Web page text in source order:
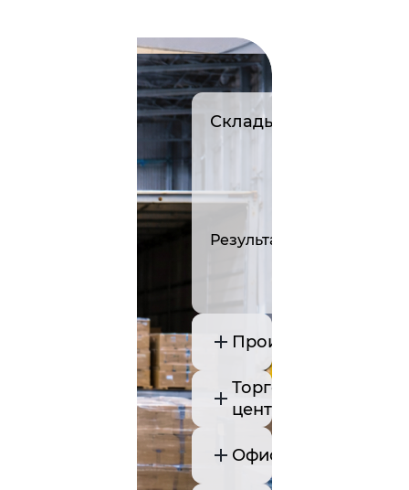
Склады и РЦ
Результат:
Производство
Торговые
центры
Офисы